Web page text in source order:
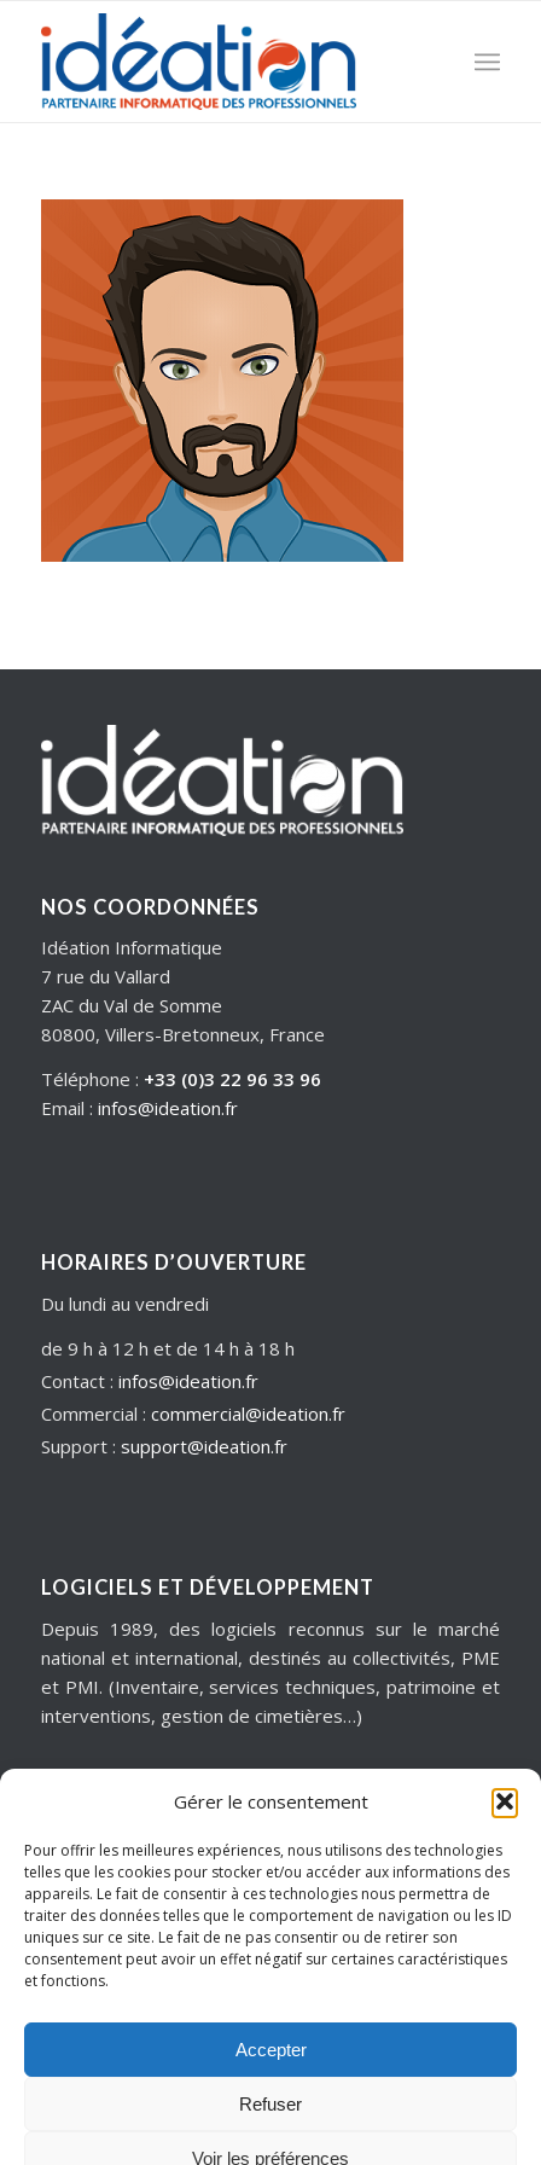
Gérer le consentement
Pour offrir les meilleures expériences, nous utilisons des technologies
telles que les cookies pour stocker et/ou accéder aux informations des
appareils. Le fait de consentir à ces technologies nous permettra de
traiter des données telles que le comportement de navigation ou les ID
uniques sur ce site. Le fait de ne pas consentir ou de retirer son
consentement peut avoir un effet négatif sur certaines caractéristiques
et fonctions.
Accepter
Refuser
Voir les préférences
NOS COORDONNÉES
Idéation Informatique
7 rue du Vallard
ZAC du Val de Somme
80800, Villers-Bretonneux, France
Téléphone : +33 (0)3 22 96 33 96
Email : infos@ideation.fr
HORAIRES D’OUVERTURE
Du lundi au vendredi
de 9 h à 12 h et de 14 h à 18 h
Contact : infos@ideation.fr
Commercial : commercial@ideation.fr
Support : support@ideation.fr
LOGICIELS ET DÉVELOPPEMENT
Depuis 1989, des logiciels reconnus sur le marché
national et international, destinés au collectivités, PME
et PMI. (Inventaire, services techniques, patrimoine et
interventions, gestion de cimetières…)
MATÉRIELS & ASSISTANCE
Installation, dépannage, assistance informatique,
sécurité informatique, infogérance, virtualisation, cloud
services, internet… Pour garantir notre réactivité, nous
intervenons sur un périmètre géographique de
proximité.
Conditions générales de vente